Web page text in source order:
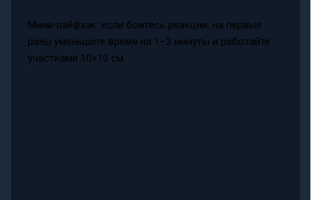
Мини‑лайфхак: если боитесь реакции, на первые
разы уменьшите время на 1–2 минуты и работайте
участками 10×10 см.